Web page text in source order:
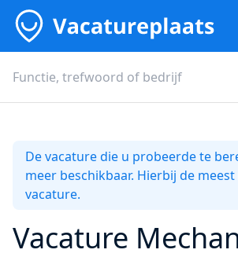
De vacature die u probeerde te
meer beschikbaar. Hierbij de
vacature.
Vacature